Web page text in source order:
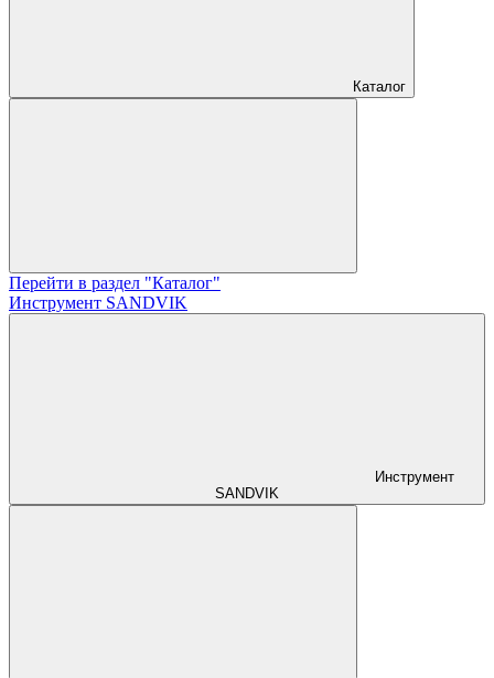
Каталог
Перейти в раздел "Каталог"
Инструмент SANDVIK
Инструмент
SANDVIK